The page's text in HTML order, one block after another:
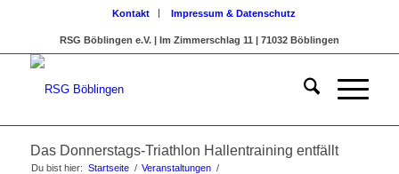
Kontakt Impressum & Datenschutz
RSG Böblingen e.V. | Im Zimmerschlag 11 | 71032 Böblingen
Das Donnerstags-Triathlon Hallentraining entfällt
Du bist hier: Startseite / Veranstaltungen /